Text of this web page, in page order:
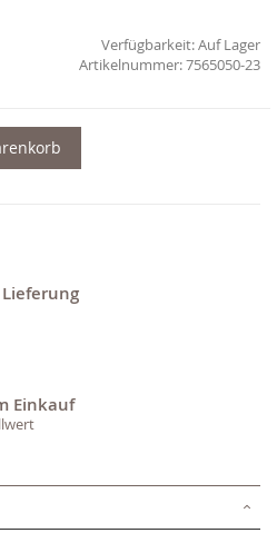
Verfügbarkeit:Auf Lager
7565050-23
Einkauf